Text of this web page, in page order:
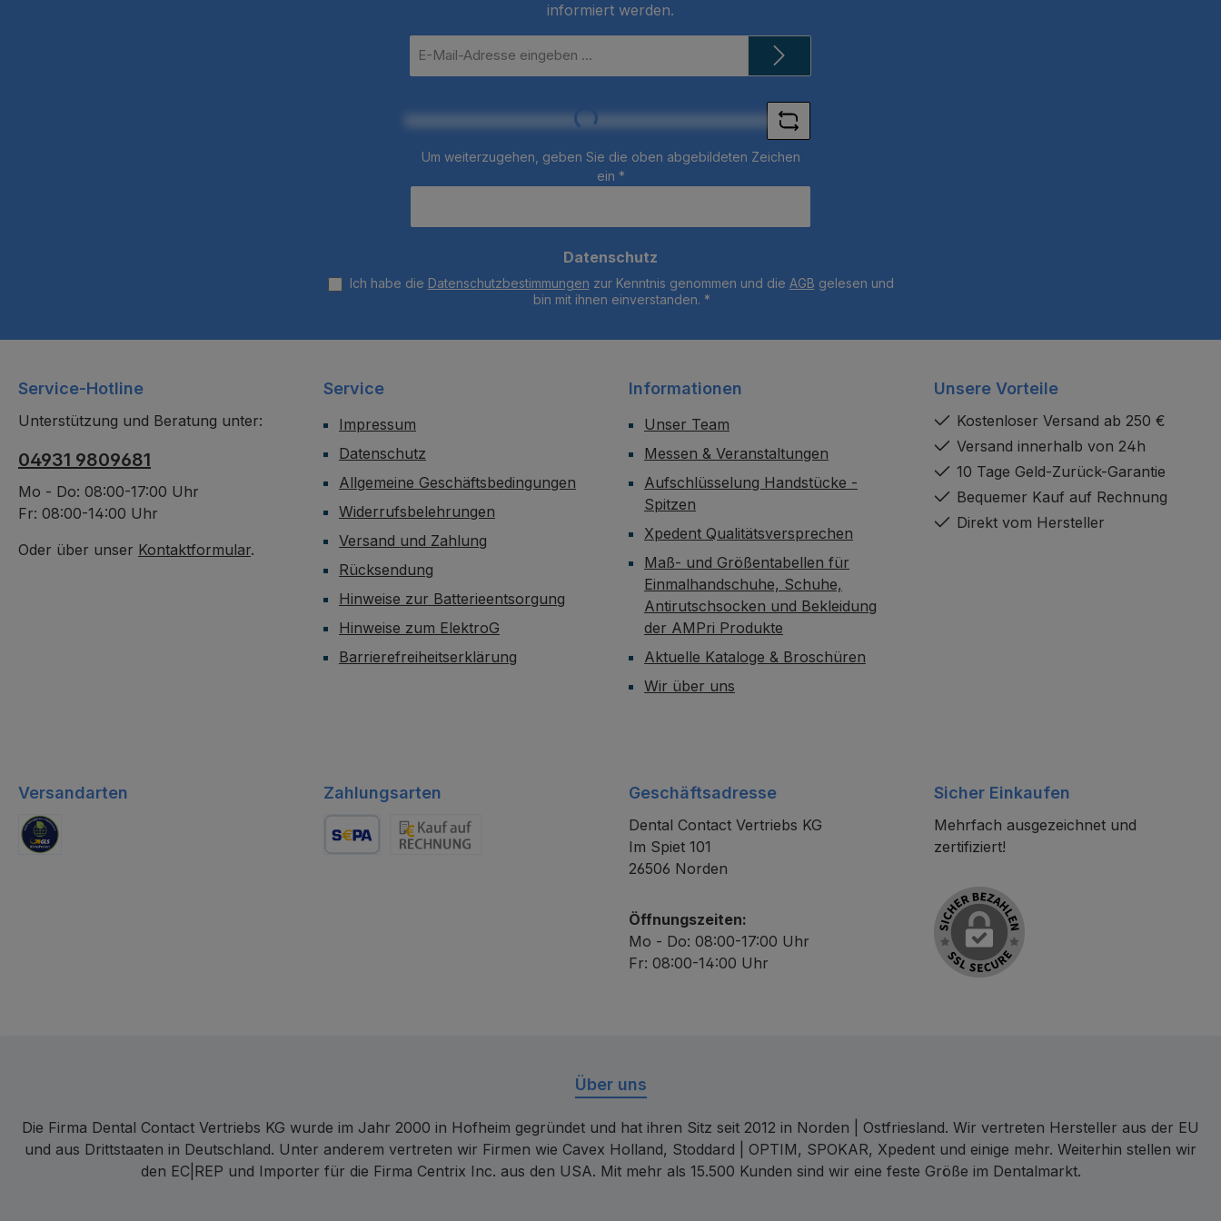
informiert werden.
Mail-
Loading...
Um weiterzugehen, geben Sie die oben abgebildeten Zeichen
ein *
Datenschutz
Ich habe die Datenschutzbestimmungen zur Kenntnis genommen und die AGB gelesen und
bin mit ihnen einverstanden. *
Service-Hotline
Unterstützung und Beratung unter:
04931 9809681
Mo - Do: 08:00-17:00 Uhr
Fr: 08:00-14:00 Uhr
Oder über unser Kontaktformular.
Service
Impressum
Datenschutz
Allgemeine Geschäftsbedingungen
Widerrufsbelehrungen
Versand und Zahlung
Rücksendung
Hinweise zur Batterieentsorgung
Hinweise zum ElektroG
Barrierefreiheitserklärung
Informationen
Unser Team
Messen & Veranstaltungen
Aufschlüsselung Handstücke -
Spitzen
Xpedent Qualitätsversprechen
Maß- und Größentabellen für
Einmalhandschuhe, Schuhe,
Antirutschsocken und Bekleidung
der AMPri Produkte
Aktuelle Kataloge & Broschüren
Wir über uns
Unsere Vorteile
Kostenloser Versand ab 250 €
Versand innerhalb von 24h
10 Tage Geld-Zurück-Garantie
Bequemer Kauf auf Rechnung
Direkt vom Hersteller
Versandarten Zahlungsarten Geschäftsadresse
Dental Contact Vertriebs KG
Im Spiet 101
26506 Norden
Öffnungszeiten:
Mo - Do: 08:00-17:00 Uhr
Fr: 08:00-14:00 Uhr
Sicher Einkaufen
Mehrfach ausgezeichnet und
zertifiziert!
Über uns
Die Firma Dental Contact Vertriebs KG wurde im Jahr 2000 in Hofheim gegründet und hat ihren Sitz seit 2012 in Norden | Ostfriesland. Wir vertreten Hersteller aus der EU
und aus Drittstaaten in Deutschland. Unter anderem vertreten wir Firmen wie Cavex Holland, Stoddard | OPTIM, SPOKAR, Xpedent und einige mehr. Weiterhin stellen wir
den EC|REP und Importer für die Firma Centrix Inc. aus den USA. Mit mehr als 15.500 Kunden sind wir eine feste Größe im Dentalmarkt.